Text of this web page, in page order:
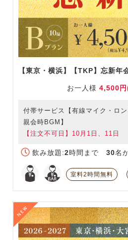
【東京・横浜】【TKP】忘新年
お一人様 4,500円
付帯サービス【有線マイク・ロ
親会時BGM】
【注文不可日】10月1日、11日
飲み放題:2時間まで 30名
室料2時間無料